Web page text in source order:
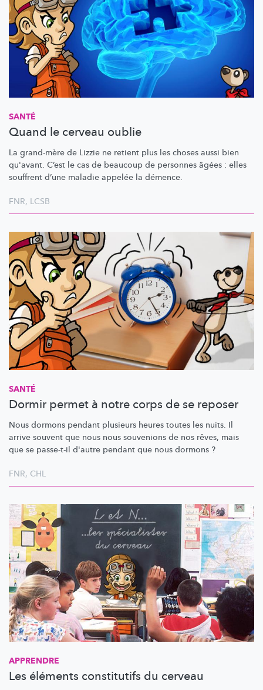
SANTÉ
Quand le cerveau oublie
La grand-mère de Lizzie ne retient plus les choses aussi bien
qu'avant. C’est le cas de beaucoup de personnes âgées : elles
souffrent d’une maladie appelée la démence.
FNR, LCSB
SANTÉ
Dormir permet à notre corps de se reposer
Nous dormons pendant plusieurs heures toutes les nuits. Il
arrive souvent que nous nous souvenions de nos rêves, mais
que se passe-t-il d'autre pendant que nous dormons ?
FNR, CHL
APPRENDRE
Les éléments constitutifs du cerveau